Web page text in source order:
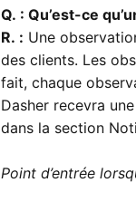
Q. : Qu’est-ce
R. : Une
des clients. Les
fait, chaque
Dasher recevra
dans la section
Point d’entrée